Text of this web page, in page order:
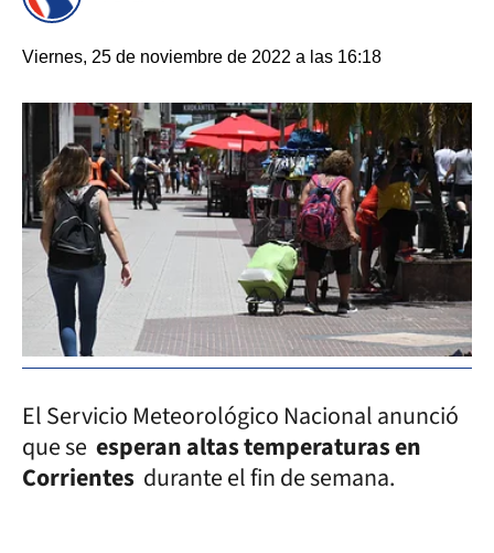
Viernes, 25 de noviembre de 2022 a las 16:18
El Servicio Meteorológico Nacional anunció
que se esperan altas temperaturas en
Corrientes durante el fin de semana.